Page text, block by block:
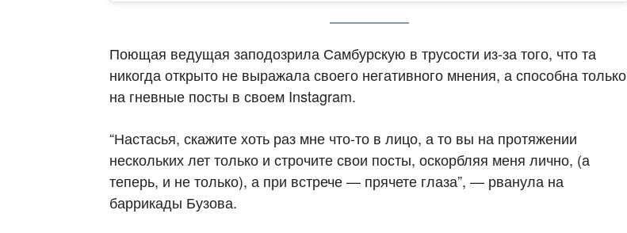
Поющая ведущая заподозрила Самбурскую в трусости из-за того, что та
никогда открыто не выражала своего негативного мнения, а способна только
на гневные посты в своем Instagram.
“Настасья, скажите хоть раз мне что-то в лицо, а то вы на протяжении
нескольких лет только и строчите свои посты, оскорбляя меня лично, (а
теперь, и не только), а при встрече — прячете глаза”, — рванула на
баррикады Бузова.